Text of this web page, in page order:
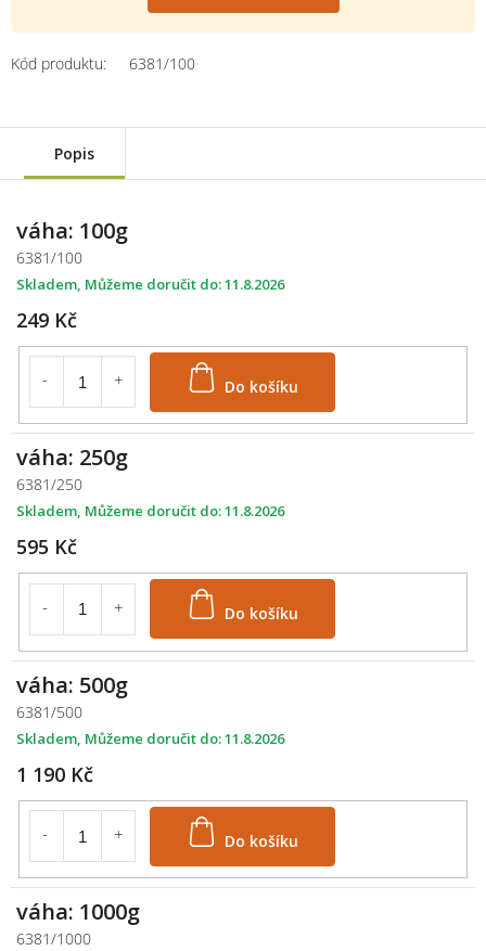
Kód produktu: 6381/100
Popis
váha: 100g
6381/100
249 Kč
Do košíku
Skladem 11.8.2026
váha: 250g
6381/250
595 Kč
Do košíku
Skladem 11.8.2026
váha: 500g
6381/500
1 190 Kč
Skladem 11.8.2026
váha: 1000g
6381/1000